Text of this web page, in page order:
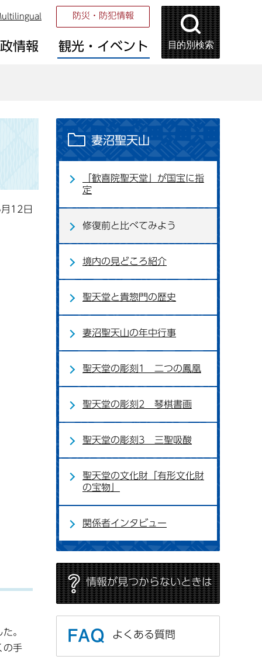
防災・防犯情報
情報 観光・イベント 目的別検索
12日
。
の手
妻沼聖天山
「歓喜院聖天堂」が国宝に指
定
修復前と比べてみよう
境内の見どころ紹介
聖天堂と貴惣門の歴史
妻沼聖天山の年中行事
聖天堂の彫刻1 二つの鳳凰
聖天堂の彫刻2 琴棋書画
聖天堂の彫刻3 三聖吸酸
聖天堂の文化財「有形文化財
の宝物」
関係者インタビュー
情報が見つからないときは
よくある質問